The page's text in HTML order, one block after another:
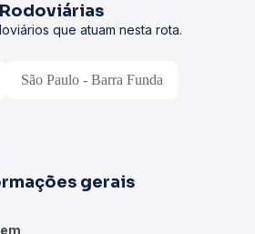
Rodoviárias
que atuam nesta rota.
São Paulo - Barra Funda
gerais